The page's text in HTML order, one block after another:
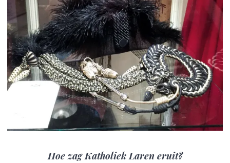
Hoe zag Katholiek Laren eruit?